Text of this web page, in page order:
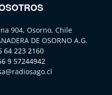
904, Osorno, Chile
DE OSORNO A.G.
64 223 2160
9 57244942